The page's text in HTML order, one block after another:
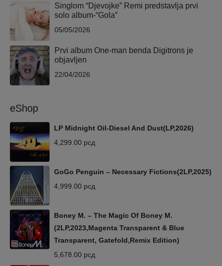
Singlom “Djevojke” Remi predstavlja prvi
solo album-“Gola”
05/05/2026
Prvi album One-man benda Digitrons je
objavljen
22/04/2026
eShop
LP Midnight Oil-Diesel And Dust(LP,2026)
4,299.00 рсд
GoGo Penguin – Necessary Fictions(2LP,2025)
4,999.00 рсд
Boney M. – The Magic Of Boney M.
(2LP,2023,Magenta Transparent & Blue
Transparent, Gatefold,Remix Edition)
5,678.00 рсд